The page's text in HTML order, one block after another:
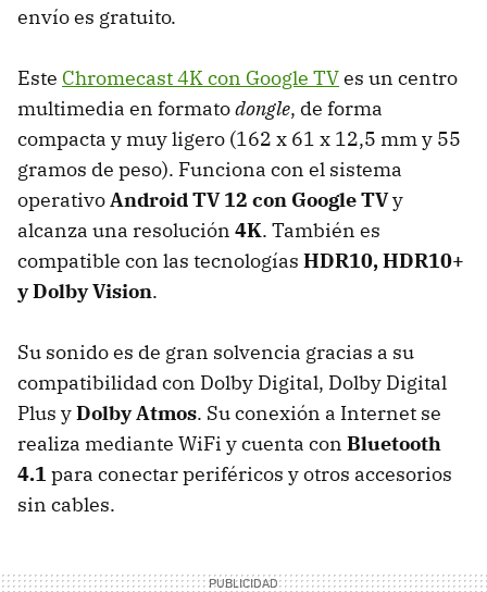
envío es gratuito.
Este Chromecast 4K con Google TVes un centro
multimedia en formatodongle, de forma
compacta y muy ligero (162 x 61 x 12,5 mm y 55
gramos de peso). Funciona con el sistema
operativoAndroid TV 12 con Google TVy
alcanza una resolución 4K. También es
compatible con las tecnologías HDR10, HDR10+
y Dolby Vision.
Su sonido es de gran solvencia gracias a su
compatibilidad con Dolby Digital, Dolby Digital
Plus yDolby Atmos. Su conexión a Internet se
realiza mediante WiFi y cuenta con Bluetooth
4.1 para conectar periféricos y otros accesorios
sin cables.